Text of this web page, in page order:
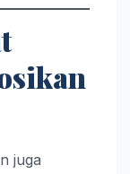
juga